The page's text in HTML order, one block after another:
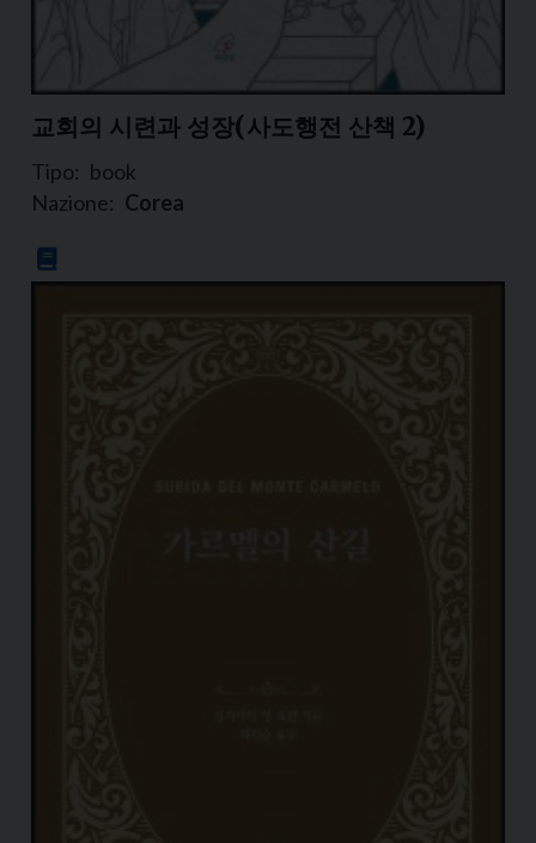
교회의 시련과 성장(사도행전 산책 2)
Tipo: book
Nazione: Corea